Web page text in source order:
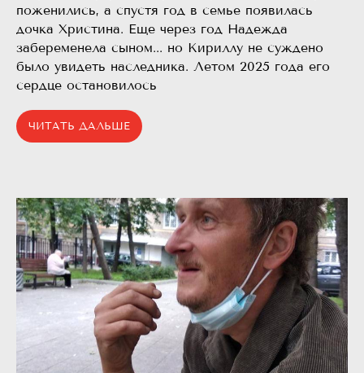
поженились, а спустя год в семье появилась
дочка Христина. Еще через год Надежда
забеременела сыном... но Кириллу не суждено
было увидеть наследника. Летом 2025 года его
сердце остановилось
ЧИТАТЬ ДАЛЬШЕ